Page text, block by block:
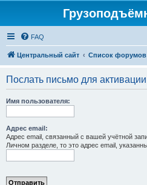
FAQ
Центральный сайт Список форумов
Послать письмо для
Имя пользователя:
Адрес email:
Адрес email, связанный с вашей учётной
Личном разделе, то это адрес email,